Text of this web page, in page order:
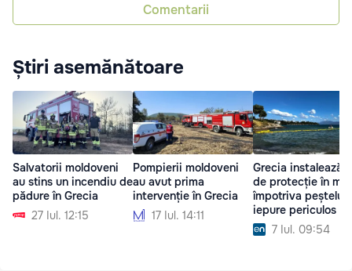
Comentarii
Știri asemănătoare
Salvatorii moldoveni
au stins un incendiu de
pădure în Grecia
27 Iul. 12:15
Pompierii moldoveni
au avut prima
intervenție în Grecia
17 Iul. 14:11
Grecia instalează
de protecție în
împotriva peștelui-
iepure periculos
7 Iul. 09:54